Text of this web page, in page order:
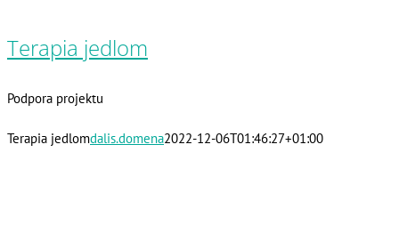
Terapia jedlom
Podpora projektu
Terapia jedlomdalis.domena2022-12-06T01:46:27+01:00